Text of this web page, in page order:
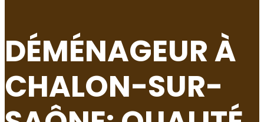
DÉMÉNAGEUR À
CHALON-SUR-